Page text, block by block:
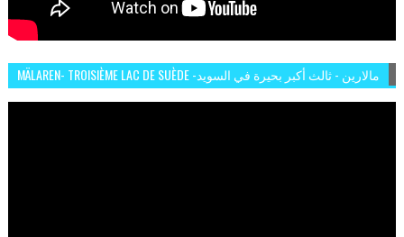
MÄLAREN- TROISIÈME LAC DE SUÈDE -مالارين - ثالث أكبر بحيرة في السويد